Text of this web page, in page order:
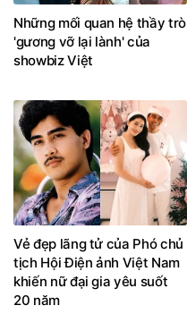
Những mối quan hệ thầy trò
'gương vỡ lại lành' của
showbiz Việt
Vẻ đẹp lãng tử của Phó chủ
tịch Hội Điện ảnh Việt Nam
khiến nữ đại gia yêu suốt
20 năm